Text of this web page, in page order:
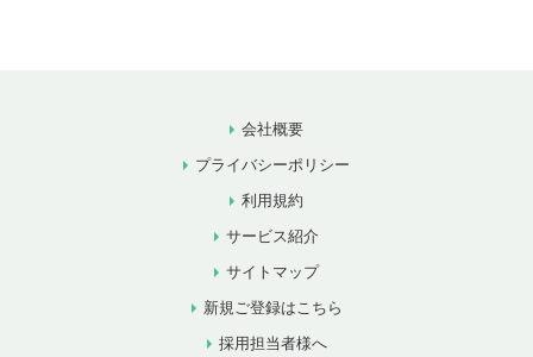
会社概要
プライバシーポリシー
利用規約
サービス紹介
サイトマップ
新規ご登録はこちら
採用担当者様へ